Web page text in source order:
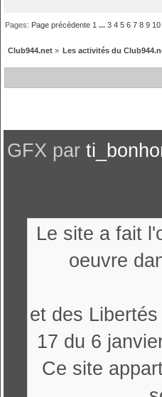
Pages: Page précédente 1 ...3 4 5 6 7 8 9 10
Club944.net» Les activités du
GFX par
Le site a fait
oeuvre
et des
17 du 6
Ce site